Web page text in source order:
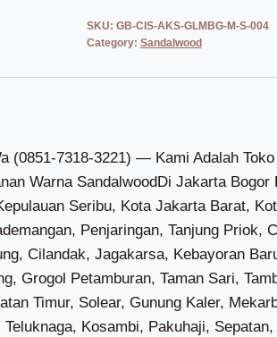
SKU: GB-CIS-AKS-GLMBG-M-S-004
Category: Sandalwood
Manggarai, Menteng Dalam, Tebet Barat, Tebet Timur, Cengkareng Barat, Cengkareng Timur, Duri Kosambi, Kapuk, Kedaung Kali Angke, Rawa Buaya, Grogol, Jelambar Baru, Jelambar, Tanjung Duren Selatan, Tanjung Duren Utara, Tomang, Wijaya Kusuma, Glodok, Keagungan, Krukut, Mangga Besar, Maphar, Pinangsia, Tangki, Angke, Duri Selatan, Duri Utara, Jembatan Besi, Jembatan Lima, Kali Anyar, Krendang, Pekojan, Roa Malaka, Tanah Sereal, Duri Kepa, Kedoya Selatan, Kedoya Utara, Sukabumi Selatan, Sukabumi Utara, Kamal, Pegadungan, Semanan, Tegal Alur, Jatipulo, Kemanggisan, Kota Bambu Selatan, Kota Bambu Utara, Slipi, Joglo, Kembangan Selatan, Kembangan Utara, Meruya Selatan, Meruya Utara, Srengseng, Pulau Harapan, Pulau Kelapa, Pulau Panggang, Pulau Pari, Pulau Tidung, Pulau Untung Jawa, Gempol Sari, Jati Mulya, Kampung Kelor, Kedaung Barat, Lebak Wangi, Pondok Kelor, Sangiang, Tanah Merah, Cikareo, Cikasungka, Cikuya, Cireundeu, Pasanggrahan, Cibetok, Cipaeh, Kandawati, Kedung, Onyam, Rancagede, Sidoko, Tamiang, Gandaria, Jenggot, Kedaung, Klutuk, Kosambi Dalam, Waliwis, Cangkudu, Gembong, Saga, Sentul, Sentul Jaya, Sukamurni, Talagasari, Tobat, Cikande, Dangdeur, Pabuaran, Pangkat, Pasir Gintung, Pasir Muncang, Sumurbandung, Bantar Panjang, Cileles, Cisereh, Margasari, Matagara, Pasir Bolang, Pasir Nangka, Pematang, Pete, Sodong, Tegalsari, Kadu Agung, Ancol Pasir, Daru, Kutruk, Mekarsari, Pasir Barat, Ranca Buaya, Sukamanah, Taban, Tipar Raya, Bojong Loa, Carenang, Cempaka, Cibugel, Jeungjing, Karangharja, Selapajang, Jengkol, Kemuning, Koper, Pasir Ampo, Patrasana, Rancailat, Renged, Talok, Bakung, Blukbuk, Cirumpak, Muncung, Pagedangan Ilir, Pagedangan Udik, Pagenjahan, Pasilian, Pasir, Banyu Asih, Gunung Sari, Jatiwaringin, Kedung Dalem, Ketapang, Marga Mulya, Mauk Barat, Sasak, Tanjung Anom, Tegal Kunir Kidul, Tegal Kunir Lor, Mauk Timur, Karang Anyar, Klebet, Legok Suka Maju, Lontar, Patramanggala, Ranca Labuh, Buaran Jati, Gintung, Karang Serang, Mekar Kondang, Rawa Kidang, Daon, Jambu Karya, Lembangsari, Pangarengan, Rajeg Mulya, Ranca Bango, Sukasari, Tanjakan, Tanjakan Mekar, Gelam Jaya, Pangadegan, Suka Asih, Sukamantri, Kuta Baru, Kutabumi, Kuta Jaya, Sindangsari, Babakan Asem, Bojong Renged, Kampung Besar, Kampung Melayu Barat, Kampung Melayu Timur, Keboncau, Lemo, Muara, Pangkalan, Tanjung Burung, Tanjung Pasir, Tegal Angus, Belimbing, Cengklong, Kosambi Timur, Rawa Burung, Rawa Rengas, Salembaran Jati, Dadap, Kosambi